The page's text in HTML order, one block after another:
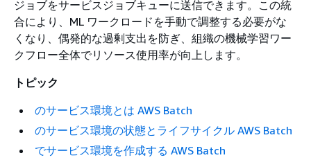
ジョブをサービスジョブキューに送信できます。この統
合により、ML ワークロードを手動で調整する必要がな
くなり、偶発的な過剰支出を防ぎ、組織の機械学習ワー
クフロー全体でリソース使用率が向上します。
トピック
のサービス環境とは AWS Batch
のサービス環境の状態とライフサイクル AWS Batch
でサービス環境を作成する AWS Batch